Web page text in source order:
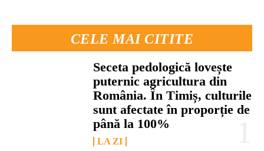
CELE MAI CITITE
Seceta pedologică lovește
puternic agricultura din
România. În Timiș, culturile
sunt afectate în proporție de
până la 100%
LA ZI